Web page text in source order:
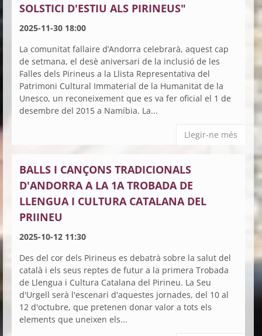
SOLSTICI D'ESTIU ALS PIRINEUS"
2025-11-30 18:00
La comunitat fallaire d’Andorra celebrarà, aquest cap
de setmana, el desè aniversari de la inclusió de les
Falles dels Pirineus a la Llista Representativa del
Patrimoni Cultural Immaterial de la Humanitat de la
Unesco, un reconeixement que es va fer oficial el 1 de
desembre del 2015 a Namíbia. La...
Llegir-ne més
BALLS I CANÇONS TRADICIONALS
D'ANDORRA A LA 1A TROBADA DE
LLENGUA I CULTURA CATALANA DEL
PRIINEU
2025-10-12 11:30
Des del cor dels Pirineus es debatrà sobre la salut del
català i els seus reptes de futur a la primera Trobada
de Llengua i Cultura Catalana del Pirineu. La Seu
d'Urgell serà l'escenari d'aquestes jornades, del 10 al
12 d'octubre, que pretenen donar valor a tots els
elements que uneixen els...